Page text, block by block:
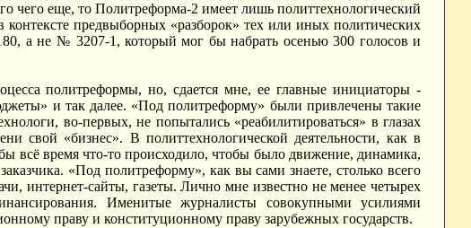
чего еще, то Политреформа-2 имеет лишь политтехнологический
контексте предвыборных «разборок» тех или иных политических
а не № 3207-1, который мог бы набрать осенью 300 голосов и
политреформы, но, сдается мне, ее главные инициаторы -
и так далее. «Под политреформу» были привлечены такие
во-первых, не попытались «реабилитироваться» в глазах
свой «бизнес». В политтехнологической деятельности, как в
всё время что-то происходило, чтобы было движение, динамика,
«Под политреформу», как вы сами знаете, столько всего
интернет-сайты, газеты. Лично мне известно не менее четырех
Именитые журналисты совокупными усилиями
праву и конституционному праву зарубежных государств.